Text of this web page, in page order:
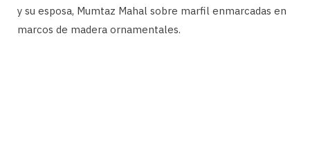
y su esposa, Mumtaz Mahal sobre marfil enmarcadas en
marcos de madera ornamentales.